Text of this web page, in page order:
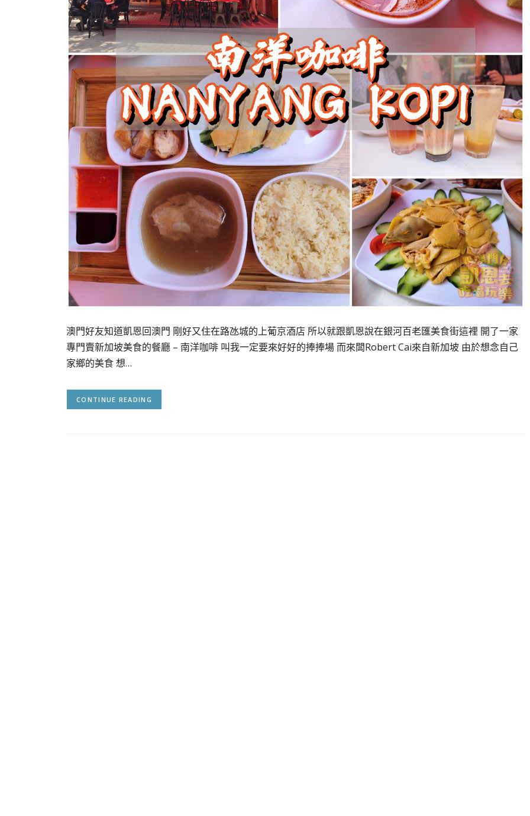
澳門好友知道凱恩回澳門 剛好又住在路氹城的上葡京酒店 所以就跟凱恩說在銀河百老匯美食街這裡 開了一家
專門賣新加坡美食的餐廳 – 南洋咖啡 叫我一定要來好好的捧捧場 而來闆Robert Cai來自新加坡 由於想念自己
家鄉的美食 想…
CONTINUE READING